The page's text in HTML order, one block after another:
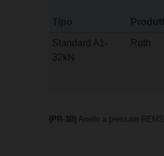
Tipo
Standard A1-
32kN
Roth
(PR-3B) Anello a pressare